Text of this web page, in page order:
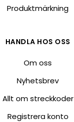
Produktmärkning
HANDLA HOS OSS
Om oss
Nyhetsbrev
Allt om streckkoder
Registrera konto